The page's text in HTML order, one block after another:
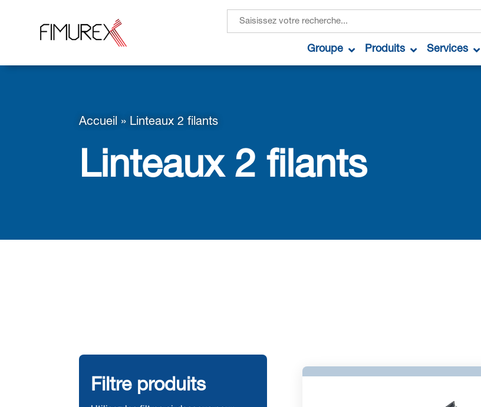
for:
Groupe Produits Services
Accueil » Linteaux 2 filants
Linteaux 2 filants
Filtre produits